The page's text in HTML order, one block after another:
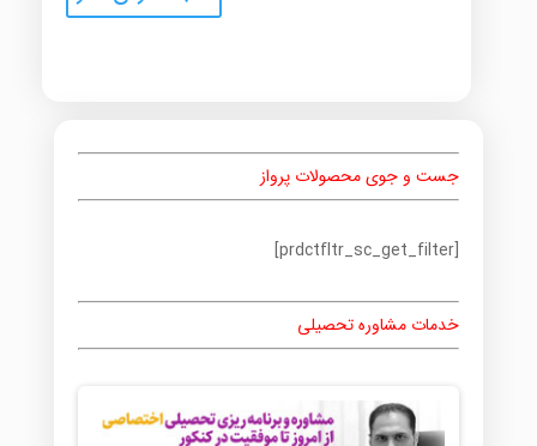
جست و جوی محصولات پرواز
[prdctfltr_sc_get_filter]
خدمات مشاوره تحصیلی